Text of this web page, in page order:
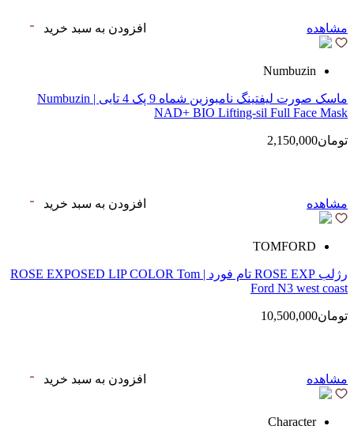
مشاهده افزودن به سبد خرید
Numbuzin
ماسک صورت لیفتینگ نامبوزین شماه 9 پک 4 تایی | Numbuzin
NAD+ BIO Lifting-sil Full Face Mask
تومان2,150,000
مشاهده افزودن به سبد خرید
TOMFORD
رژلب ROSE EXP تام فورد | ROSE EXPOSED LIP COLOR Tom
Ford N3 west coast
تومان10,500,000
مشاهده افزودن به سبد خرید
Character